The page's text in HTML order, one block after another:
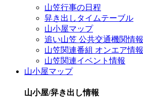
山笠行事の日程
舁き出しタイムテーブル
山小屋マップ
追い山笠 公共交通機関情報
山笠関連番組 オンエア情報
山笠関連イベント情報
山小屋マップ
山小屋/舁き出し情報